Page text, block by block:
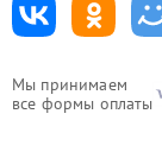
Мы принимаем
все формы оплаты